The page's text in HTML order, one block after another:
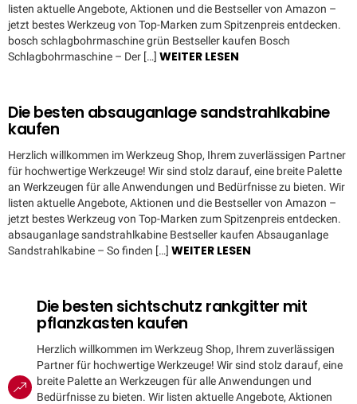
listen aktuelle Angebote, Aktionen und die Bestseller von Amazon –
jetzt bestes Werkzeug von Top-Marken zum Spitzenpreis entdecken.
bosch schlagbohrmaschine grün Bestseller kaufen Bosch
Schlagbohrmaschine – Der […] WEITER LESEN
Die besten absauganlage sandstrahlkabine
kaufen
Herzlich willkommen im Werkzeug Shop, Ihrem zuverlässigen Partner
für hochwertige Werkzeuge! Wir sind stolz darauf, eine breite Palette
an Werkzeugen für alle Anwendungen und Bedürfnisse zu bieten. Wir
listen aktuelle Angebote, Aktionen und die Bestseller von Amazon –
jetzt bestes Werkzeug von Top-Marken zum Spitzenpreis entdecken.
absauganlage sandstrahlkabine Bestseller kaufen Absauganlage
Sandstrahlkabine – So finden […] WEITER LESEN
Die besten sichtschutz rankgitter mit
pflanzkasten kaufen
Herzlich willkommen im Werkzeug Shop, Ihrem zuverlässigen
Partner für hochwertige Werkzeuge! Wir sind stolz darauf, eine
breite Palette an Werkzeugen für alle Anwendungen und
Bedürfnisse zu bieten. Wir listen aktuelle Angebote, Aktionen